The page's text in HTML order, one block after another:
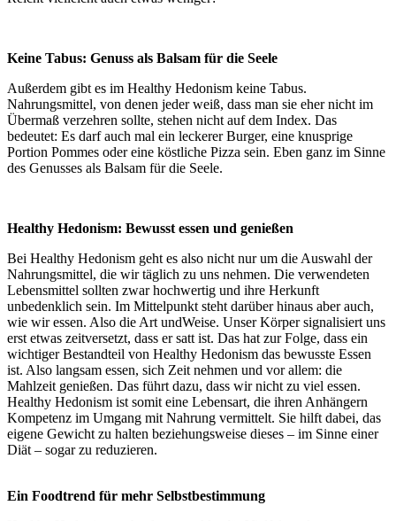
Keine Tabus: Genuss als Balsam für die Seele
Außerdem gibt es im Healthy Hedonism keine Tabus.
Nahrungsmittel, von denen jeder weiß, dass man sie eher nicht im
Übermaß verzehren sollte, stehen nicht auf dem Index. Das
bedeutet: Es darf auch mal ein leckerer Burger, eine knusprige
Portion Pommes oder eine köstliche Pizza sein. Eben ganz im Sinne
des Genusses als Balsam für die Seele.
Healthy Hedonism: Bewusst essen und genießen
Bei Healthy Hedonism geht es also nicht nur um die Auswahl der
Nahrungsmittel, die wir täglich zu uns nehmen. Die verwendeten
Lebensmittel sollten zwar hochwertig und ihre Herkunft
unbedenklich sein. Im Mittelpunkt steht darüber hinaus aber auch,
wie wir essen. Also die Art undWeise. Unser Körper signalisiert uns
erst etwas zeitversetzt, dass er satt ist. Das hat zur Folge, dass ein
wichtiger Bestandteil von Healthy Hedonism das bewusste Essen
ist. Also langsam essen, sich Zeit nehmen und vor allem: die
Mahlzeit genießen. Das führt dazu, dass wir nicht zu viel essen.
Healthy Hedonism ist somit eine Lebensart, die ihren Anhängern
Kompetenz im Umgang mit Nahrung vermittelt. Sie hilft dabei, das
eigene Gewicht zu halten beziehungsweise dieses – im Sinne einer
Diät – sogar zu reduzieren.
Ein Foodtrend für mehr Selbstbestimmung